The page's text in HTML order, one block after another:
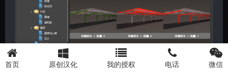
首页 原创汉化 我的授权 电话 微信